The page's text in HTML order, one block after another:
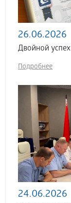
26.06.2026
Двойной
Подробнее
24.06.2026